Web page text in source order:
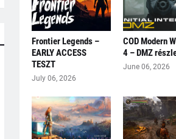
Frontier Legends –
EARLY ACCESS
TESZT
July 06, 2026
COD Modern
4 – DMZ
June 06, 2026